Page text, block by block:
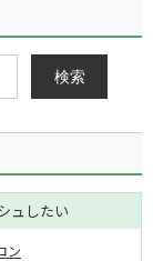
検索
ュしたい
ン